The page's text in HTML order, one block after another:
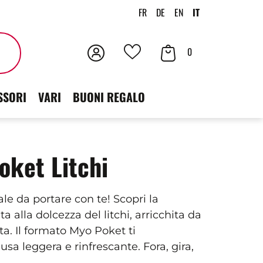
FR DE EN IT
VARI BUONI REGALO
Accedi
tuoi
preferiti
Contenuto
0
Litchi
da portare con te! Scopri la
alla dolcezza del litchi, arricchita da
Il formato Myo Poket ti
leggera e rinfrescante. Fora, gira,